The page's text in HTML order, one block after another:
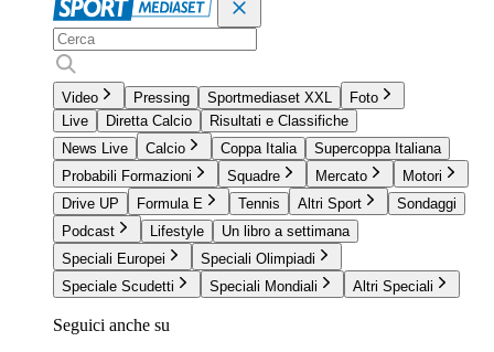
Video Pressing Sportmediaset XXL
Foto
Live
Diretta Calcio
Risultati e Classifiche
News Live
Calcio Coppa Italia
Supercoppa Italiana
Probabili Formazioni
Squadre Mercato
Motori
Drive UP
Formula E Tennis Altri Sport
Sondaggi
Podcast
Lifestyle
Un libro a settimana
Speciali Europei
Speciali Olimpiadi
Speciale Scudetti
Speciali Mondiali Altri Speciali
Seguici anche su